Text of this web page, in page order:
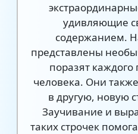
удивляющие
содержанием.
представлены
поразят
человека. Они
в другую, новую
Заучивание и
таких строчек